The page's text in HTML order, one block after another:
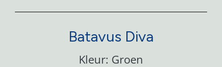
Batavus Diva
Kleur: Groen